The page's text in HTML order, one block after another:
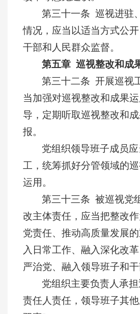
第三十一条 巡视进驻
情况，应当以适当方式公开
干部和人民群众监督。
第五章 巡视整改和成
第三十二条 开展巡视
当加强对巡视整改和成果
导，定期听取巡视整改和
报。
党组织领导班子成员
工，统筹抓好分管领域的
运用。
第三十三条 被巡视党
改主体责任，应当把整改
党责任、推动高质量发展
入日常工作、融入深化改
严治党、融入领导班子和干
党组织主要负责人承
责任人责任，领导班子其